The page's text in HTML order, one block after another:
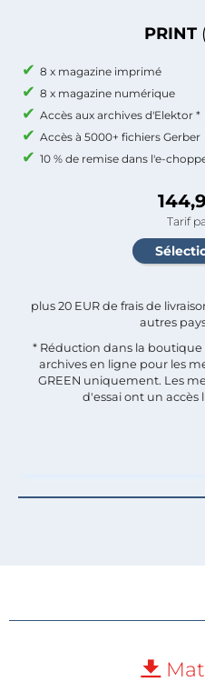
PRINT
8 x magazine imprimé
8 x magazine numérique
Accès aux archives d'Elektor *
Accès à 5000+ fichiers Gerber
10 % de remise dans l'e-
Tarif
plus 20 EUR de frais de
autres
* Réduction dans la
archives en ligne pour les
GREEN uniquement. Les
d'essai ont un accès